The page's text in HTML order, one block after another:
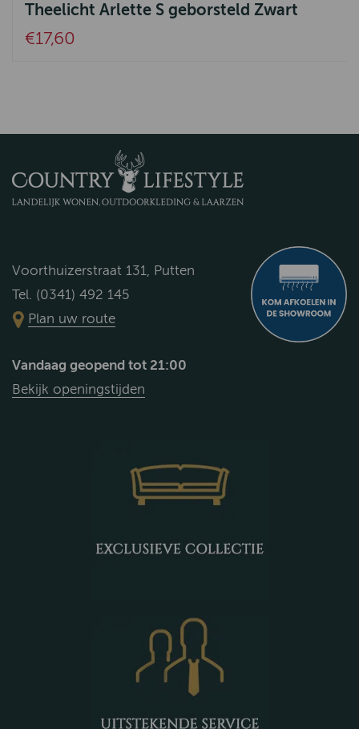
Theelicht Arlette S geborsteld Zwart
€17,60
Voorthuizerstraat 131, Putten
Tel. (0341) 492 145
Plan uw route
Vandaag geopend tot 21:00
Bekijk openingstijden